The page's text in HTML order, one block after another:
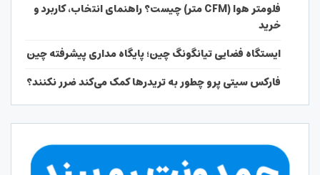
فلومتر هوا (CFM متر) چیست؟ راهنمای انتخاب، کاربرد و
خرید
ایستگاه فضایی تیانگونگ چین؛ پایگاه مداری پیشرفته چین
فارکس سیتی پرو چطور به تریدرها کمک می‌کند ضرر نکنند؟